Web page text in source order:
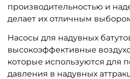
производительностью и
делает их отличным
Насосы для надувных
высокоэффективные
которые используются для
давления в надувных